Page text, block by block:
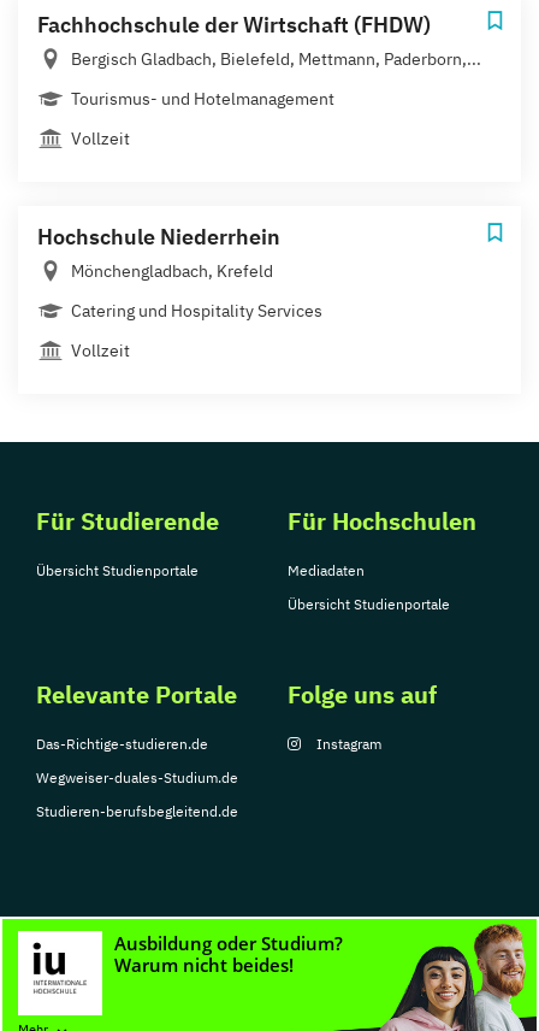
Fachhochschule der Wirtschaft (FHDW)
Bergisch Gladbach, Bielefeld, Mettmann, Paderborn,...
Tourismus- und Hotelmanagement
Vollzeit
Hochschule Niederrhein
Mönchengladbach, Krefeld
Catering und Hospitality Services
Vollzeit
Für Studierende
Übersicht Studienportale
Für Hochschulen
Mediadaten
Übersicht Studienportale
Relevante Portale
Das-Richtige-studieren.de
Wegweiser-duales-Studium.de
Studieren-berufsbegleitend.de
Folge uns auf
Instagram
© Copyright 2026, TarGroup Media GmbH
Nutzungsbedingungen